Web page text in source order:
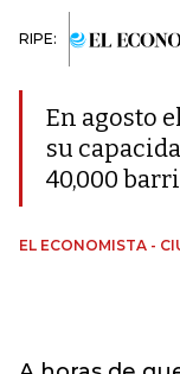
RIPE:
En agosto
su
40,000
EL ECONOMISTA -